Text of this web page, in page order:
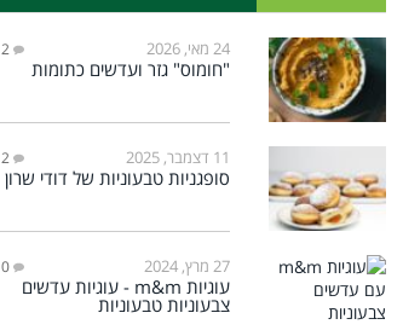
24 מאי, 2026 2
"חומוס" גזר ועדשים כתומות
11 דצמבר, 2025 2
סופגניות טבעוניות של דודי שרון
27 מרץ, 2024 0
עוגיות m&m - עוגיות עדשים
צבעוניות טבעוניות